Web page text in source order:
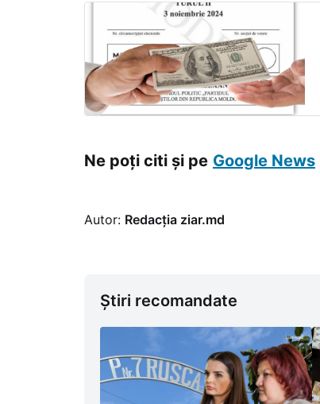
Ne poți citi și pe Google News
Autor: Redacția ziar.md
Știri recomandate